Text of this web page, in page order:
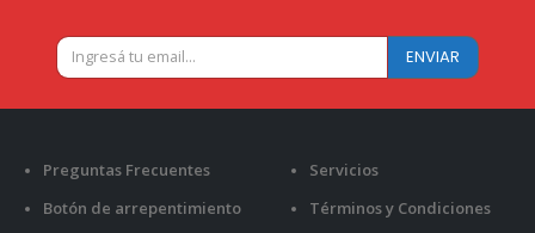
Preguntas Frecuentes
Botón de arrepentimiento
Servicios
Términos y Condiciones